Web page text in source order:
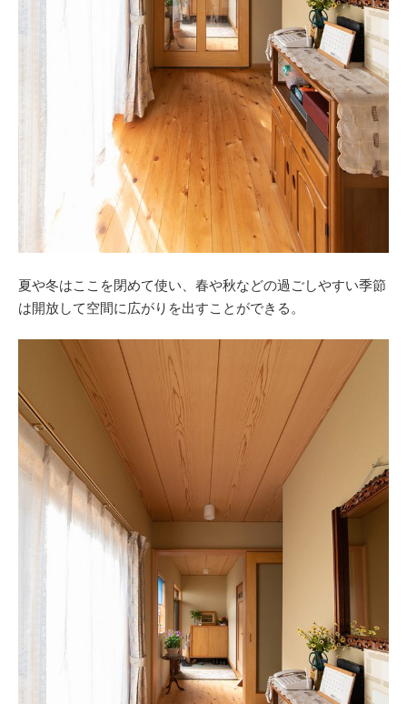
夏や冬はここを閉めて使い、春や秋などの過ごしやすい季節
は開放して空間に広がりを出すことができる。